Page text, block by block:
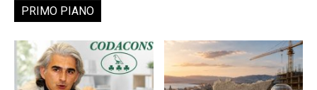
PRIMO PIANO